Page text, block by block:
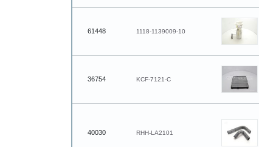
61448 1118-1139009-10
36754 KCF-7121-C
40030 RHH-LA2101